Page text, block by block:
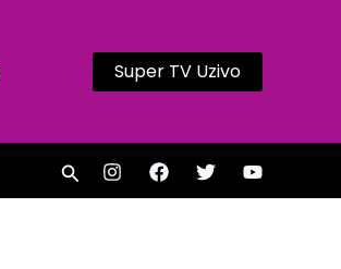
Super TV Uzivo
Search